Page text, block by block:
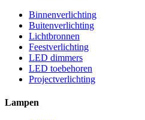
Binnenverlichting
Buitenverlichting
Lichtbronnen
Feestverlichting
LED dimmers
LED toebehoren
Projectverlichting
Lampen